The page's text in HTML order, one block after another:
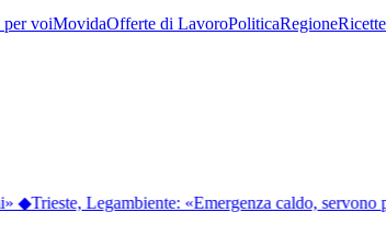
per voiMovidaOfferte di LavoroPoliticaRegioneRicette
◆Trieste, Legambiente: «Emergenza caldo, servono